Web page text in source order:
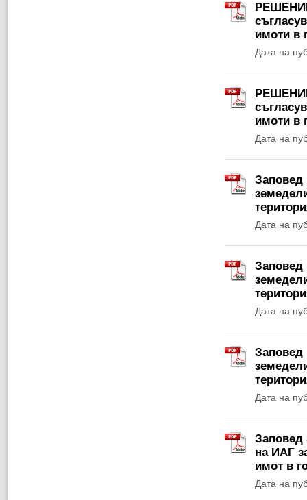
РЕШЕНИЕ
имоти в
Дата на
РЕШЕНИЕ
имоти в
Дата на
Заповед
Дата на
Заповед
Дата на
Заповед
Дата на
Заповед
на ИАГ
имот в
Дата на